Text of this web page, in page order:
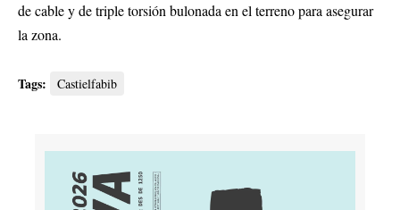
de cable y de triple torsión bulonada en el terreno para asegurar
la zona.
Tags: Castielfabib